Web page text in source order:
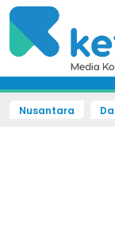
Nusantara